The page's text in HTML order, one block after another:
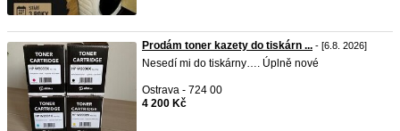
Prodám toner kazety do tiskárn ... - [6.8. 2026]
Nesedí mi do tiskárny…. Úplně nové
Ostrava - 724 00
4 200 Kč